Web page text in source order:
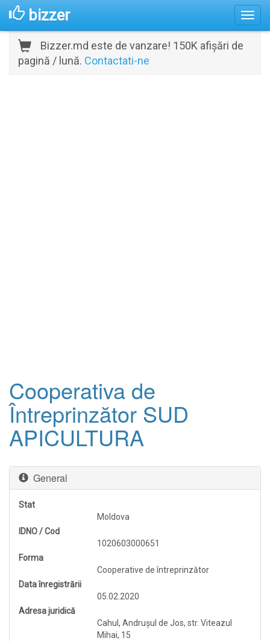
bizzer
Bizzer.md este de vanzare! 150K afișări de
pagină / lună. Contactati-ne
Cooperativa de
Întreprinzător SUD
APICULTURA
General
Stat
Moldova
IDNO / Cod
1020603000651
Forma
Cooperative de întreprinzător
Data înregistrării
05.02.2020
Adresa juridică
Cahul, Andruşul de Jos, str. Viteazul
Mihai, 15